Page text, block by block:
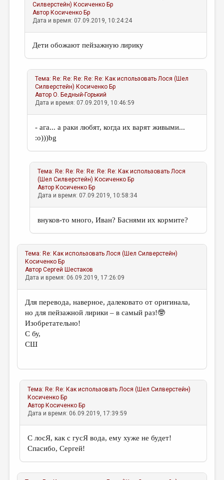
Силверстейн) Косиченко Бр
Автор Косиченко Бр
Дата и время: 07.09.2019, 10:24:24
Дети обожают пейзажную лирику
Тема: Re: Re: Re: Re: Re: Как использовать Лося (Шел
Силверстейн) Косиченко Бр
АвторО. Бедный-Горький
Дата и время: 07.09.2019, 10:46:59
- ага... а раки любят, когда их варят живыми...
:о)))bg
Тема: Re: Re: Re: Re: Re: Re: Как использовать Лося
(Шел Силверстейн) Косиченко Бр
Автор Косиченко Бр
Дата и время: 07.09.2019, 10:58:34
внуков-то много, Иван? Баснями их кормите?
Тема: Re: Как использовать Лося (Шел Силверстейн)
Косиченко Бр
АвторСергей Шестаков
Дата и время: 06.09.2019, 17:26:09
Для перевода, наверное, далековато от оригинала,
но для пейзажной лирики – в самый раз!🤓
Изобретательно!
С бу,
СШ
Тема: Re: Re: Как использовать Лося (Шел Силверстейн)
Косиченко Бр
Автор Косиченко Бр
Дата и время: 06.09.2019, 17:39:59
С лосЯ, как с гусЯ вода, ему хуже не будет!
Спасибо, Сергей!